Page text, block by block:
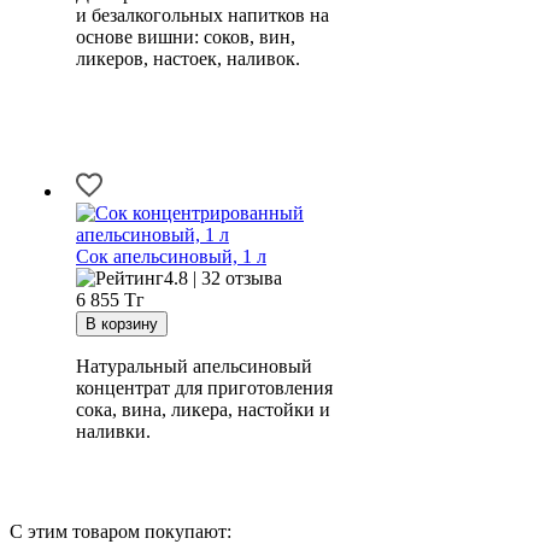
и безалкогольных напитков на
основе вишни: соков, вин,
ликеров, настоек, наливок.
Сок апельсиновый, 1 л
4.8 | 32 отзыва
6 855 Тг
Натуральный апельсиновый
концентрат для приготовления
сока, вина, ликера, настойки и
наливки.
С этим товаром покупают: